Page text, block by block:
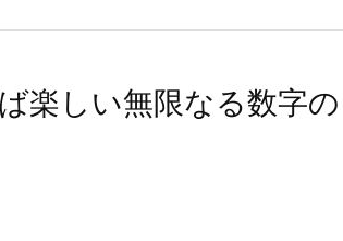
楽しい無限なる数字の